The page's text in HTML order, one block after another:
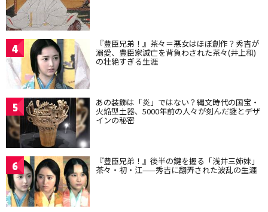
4 『豊臣兄弟！』茶々＝悪女はほぼ創作？秀吉が
溺愛、豊臣家滅亡を背負わされた茶々(井上和)
の壮絶すぎる生涯
5 あの装飾は「炎」ではない？縄文時代の国宝・
火焔型土器、5000年前の人々が刻んだ謎とデザ
インの秘密
6 『豊臣兄弟！』後半の鍵を握る「浅井三姉妹」
茶々・初・江——秀吉に翻弄された波乱の生涯